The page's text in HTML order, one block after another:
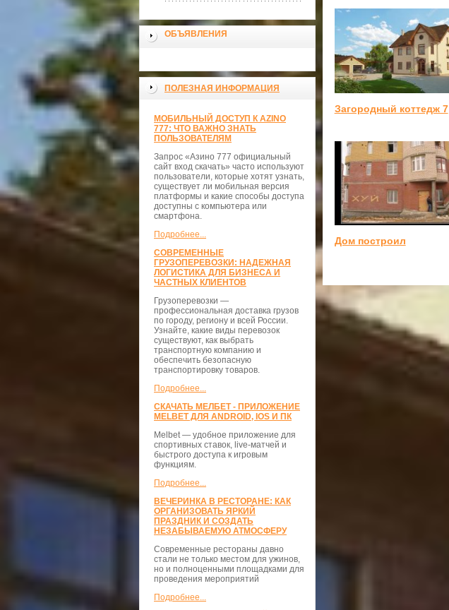
ОБЪЯВЛЕНИЯ
ПОЛЕЗНАЯ ИНФОРМАЦИЯ
МОБИЛЬНЫЙ ДОСТУП К AZINO
777: ЧТО ВАЖНО ЗНАТЬ
ПОЛЬЗОВАТЕЛЯМ
Запрос «Азино 777 официальный
сайт вход скачать» часто используют
пользователи, которые хотят узнать,
существует ли мобильная версия
платформы и какие способы доступа
доступны с компьютера или
смартфона.
Подробнее...
СОВРЕМЕННЫЕ
ГРУЗОПЕРЕВОЗКИ: НАДЕЖНАЯ
ЛОГИСТИКА ДЛЯ БИЗНЕСА И
ЧАСТНЫХ КЛИЕНТОВ
Грузоперевозки —
профессиональная доставка грузов
по городу, региону и всей России.
Узнайте, какие виды перевозок
существуют, как выбрать
транспортную компанию и
обеспечить безопасную
транспортировку товаров.
Подробнее...
СКАЧАТЬ МЕЛБЕТ - ПРИЛОЖЕНИЕ
MELBET ДЛЯ ANDROID, IOS И ПК
Melbet — удобное приложение для
спортивных ставок, live-матчей и
быстрого доступа к игровым
функциям.
Подробнее...
ВЕЧЕРИНКА В РЕСТОРАНЕ: КАК
ОРГАНИЗОВАТЬ ЯРКИЙ
ПРАЗДНИК И СОЗДАТЬ
НЕЗАБЫВАЕМУЮ АТМОСФЕРУ
Современные рестораны давно
стали не только местом для ужинов,
но и полноценными площадками для
проведения мероприятий
Подробнее...
Загородный коттедж 7
Дом построил